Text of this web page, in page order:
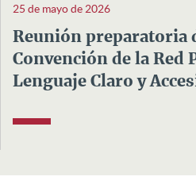
25 de mayo de 2026
Reunión preparatoria
Convención de la Red
Lenguaje Claro y